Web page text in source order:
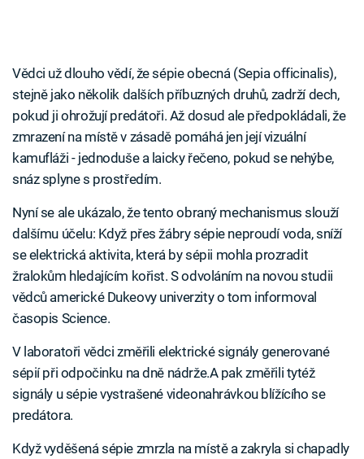
Vědci už dlouho vědí, že sépie obecná (Sepia officinalis),
stejně jako několik dalších příbuzných druhů, zadrží dech,
pokud ji ohrožují predátoři. Až dosud ale předpokládali, že
zmrazení na místě v zásadě pomáhá jen její vizuální
kamufláži - jednoduše a laicky řečeno, pokud se nehýbe,
snáz splyne s prostředím.
Nyní se ale ukázalo, že tento obraný mechanismus slouží
dalšímu účelu: Když přes žábry sépie neproudí voda, sníží
se elektrická aktivita, která by sépii mohla prozradit
žralokům hledajícím kořist. S odvoláním na novou studii
vědců americké Dukeovy univerzity o tom informoval
časopis Science.
V laboratoři vědci změřili elektrické signály generované
sépií při odpočinku na dně nádrže.A pak změřili tytéž
signály u sépie vystrašené videonahrávkou blížícího se
predátora.
Když vyděšená sépie zmrzla na místě a zakryla si chapadly